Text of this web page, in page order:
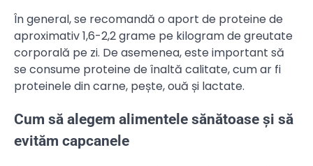
În general, se recomandă o aport de proteine de
aproximativ 1,6-2,2 grame pe kilogram de greutate
corporală pe zi. De asemenea, este important să
se consume proteine de înaltă calitate, cum ar fi
proteinele din carne, pește, ouă și lactate.
Cum să alegem alimentele sănătoase și să
evităm capcanele